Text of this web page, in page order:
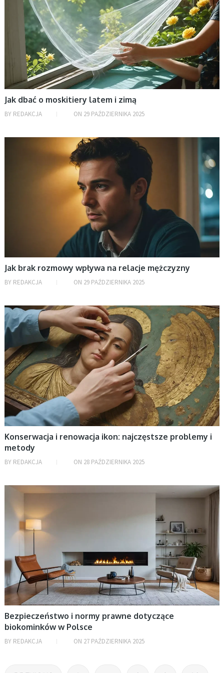
Jak dbać o moskitiery latem i zimą
BY REDAKCJA ON 29 PAŹDZIERNIKA 2025
Jak brak rozmowy wpływa na relacje mężczyzny
BY REDAKCJA ON 29 PAŹDZIERNIKA 2025
BEZ KATEGORII
Konserwacja i renowacja ikon: najczęstsze problemy i
metody
BY REDAKCJA ON 28 PAŹDZIERNIKA 2025
BEZ KATEGORII
Bezpieczeństwo i normy prawne dotyczące
biokominków w Polsce
BY REDAKCJA ON 27 PAŹDZIERNIKA 2025